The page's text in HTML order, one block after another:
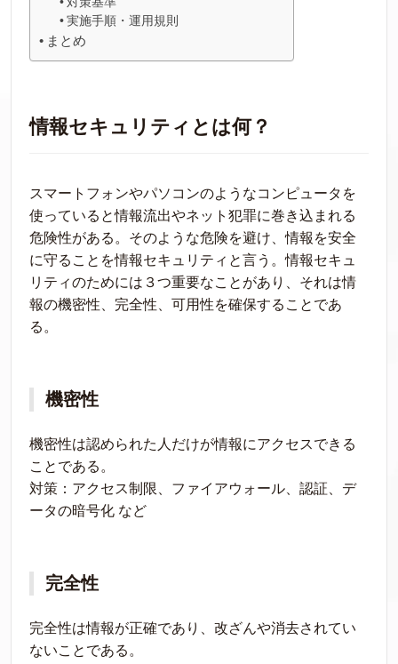
実施手順・運用規則
まとめ
情報セキュリティとは何？
スマートフォンやパソコンのようなコンピュータを
使っていると情報流出やネット犯罪に巻き込まれる
危険性がある。そのような危険を避け、情報を安全
に守ることを情報セキュリティと言う。情報セキュ
リティのためには３つ重要なことがあり、それは情
報の機密性、完全性、可用性を確保することであ
る。
機密性
機密性は認められた人だけが情報にアクセスできる
ことである。
対策：アクセス制限、ファイアウォール、認証、デ
ータの暗号化 など
完全性
完全性は情報が正確であり、改ざんや消去されてい
ないことである。